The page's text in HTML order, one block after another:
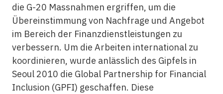
die G-20 Massnahmen ergriffen, um die
Übereinstimmung von Nachfrage und Angebot
im Bereich der Finanzdienstleistungen zu
verbessern. Um die Arbeiten international zu
koordinieren, wurde anlässlich des Gipfels in
Seoul 2010 die Global Partnership for Financial
Inclusion (GPFI) geschaffen. Diese